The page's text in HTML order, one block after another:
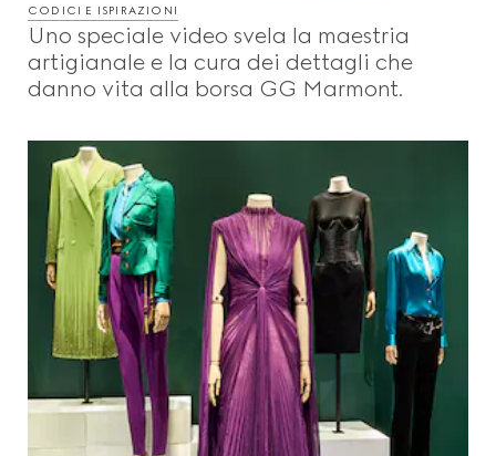
CODICI E ISPIRAZIONI
Uno speciale video svela la maestria
artigianale e la cura dei dettagli che
danno vita alla borsa GG Marmont.